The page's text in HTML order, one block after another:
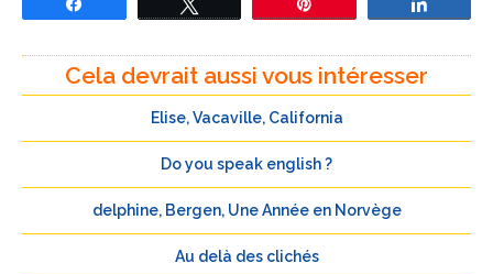
Cela devrait aussi vous intéresser
Elise, Vacaville, California
Do you speak english ?
delphine, Bergen, Une Année en Norvège
Au delà des clichés